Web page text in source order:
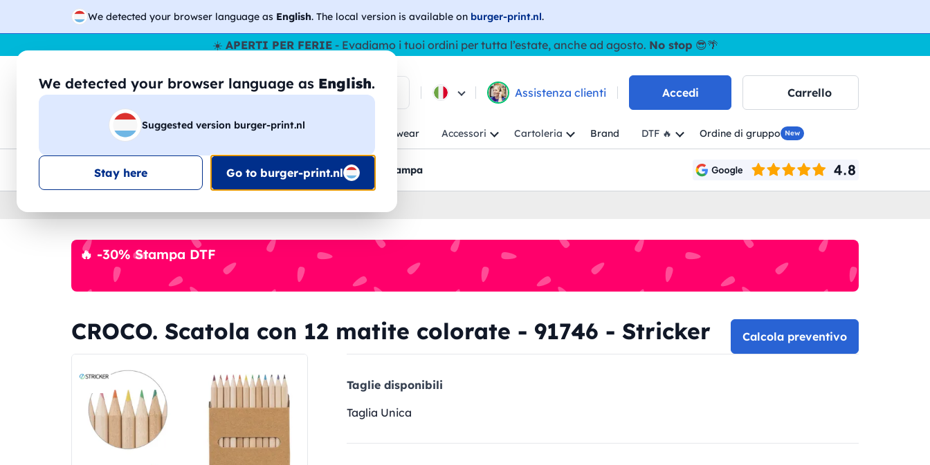
We detected your browser language as English. The local version is available on burger-print.nl.
We detected your browser language as English.
Suggested version burger-print.nl
Stay here Go to burger-print.nl
☀️ APERTI PER FERIE- Evadiamo i tuoi ordini per tutta l’estate, anche ad agosto. No stop 😎🌴
🔎 Cerca tra i prodotti Assistenza clienti Accedi Carrello
Magliette Felpe Uomo Donna Workwear Accessori Cartoleria Brand DTF 🔥 Ordine di gruppo New
Consegna gratis Sconti quantitàAssistenza clientiBozzetti pre-stampa
🔥 -30% Stampa DTF
CROCO. Scatola con 12 matite colorate - 91746 - Stricker Calcola preventivo
Taglie disponibili
Taglia Unica